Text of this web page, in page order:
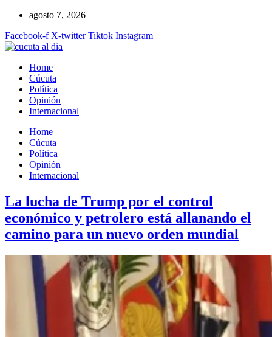
contenido
agosto 7, 2026
Facebook-f X-twitter Tiktok Instagram
Home
Cúcuta
Política
Opinión
Internacional
Home
Cúcuta
Política
Opinión
Internacional
La lucha de Trump por el control
económico y petrolero está allanando el
camino para un nuevo orden mundial